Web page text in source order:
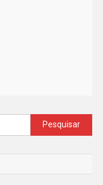
Pesquisar
por: